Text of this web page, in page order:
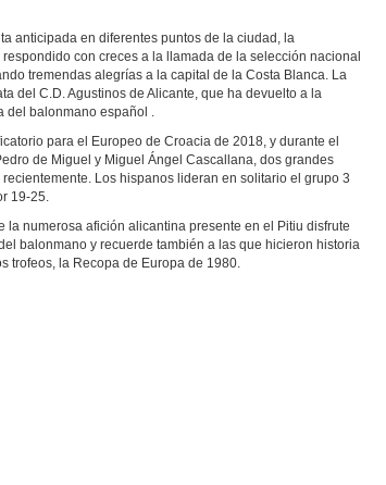
anticipada en diferentes puntos de la ciudad, la
con creces a la llamada de la selección nacional
tremendas alegrías a la capital de la Costa Blanca. La
del C.D. Agustinos de Alicante, que ha devuelto a la
del balonmano español .
para el Europeo de Croacia de 2018, y durante el
de Miguel y Miguel Ángel Cascallana, dos grandes
Los hispanos lideran en solitario el grupo 3
19-25.
numerosa afición alicantina presente en el Pitiu disfrute
balonmano y recuerde también a las que hicieron historia
trofeos, la Recopa de Europa de 1980.